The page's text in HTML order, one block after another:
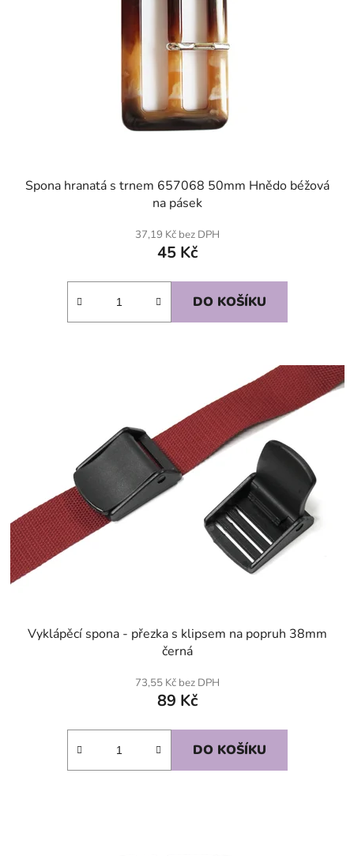
Spona hranatá s trnem 657068 50mm Hnědo béžová
na pásek
37,19 Kč bez DPH
45 Kč
DO KOŠÍKU
Vyklápěcí spona - přezka s klipsem na popruh 38mm
černá
73,55 Kč bez DPH
89 Kč
DO KOŠÍKU